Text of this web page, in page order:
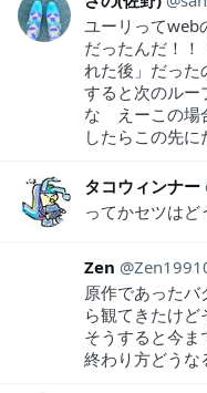
ユーリってweb
だったんだ！
れた後」だっ
すると次のルー
な えーこの場
したらこの先に
タコウィンナー
ってかセツはど
Zen
原作であった
ら観てきたけど
そうすると今ま
終わり方どうな